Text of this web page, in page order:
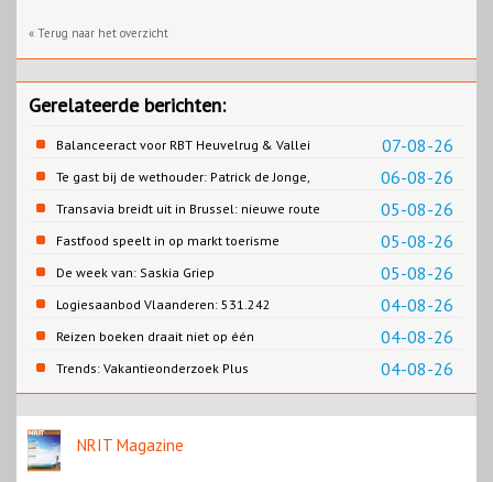
« Terug naar het overzicht
Gerelateerde berichten:
07-08-26
Balanceeract voor RBT Heuvelrug & Vallei
06-08-26
Te gast bij de wethouder: Patrick de Jonge,
Gemeente Emmen
05-08-26
Transavia breidt uit in Brussel: nieuwe route
naar Porto
05-08-26
Fastfood speelt in op markt toerisme
05-08-26
De week van: Saskia Griep
04-08-26
Logiesaanbod Vlaanderen: 531.242
slaapplaatsen
04-08-26
Reizen boeken draait niet op één
contentbron
04-08-26
Trends: Vakantieonderzoek Plus
NRIT Magazine